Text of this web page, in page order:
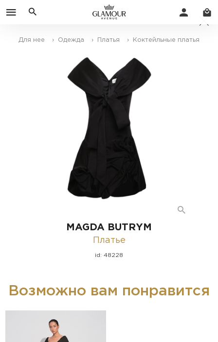
Для нее › Одежда › Платья › Коктейльные платья
MAGDA BUTRYM
Платье
id: 48228
Возможно вам понравится